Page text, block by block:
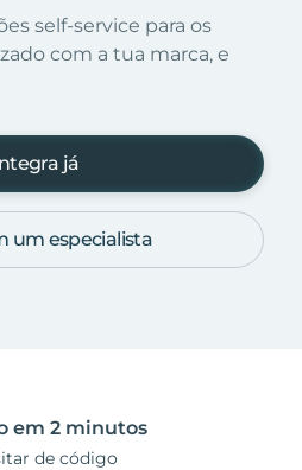
self-service para os
com a tua marca, e
já
um especialista
em 2 minutos
de código